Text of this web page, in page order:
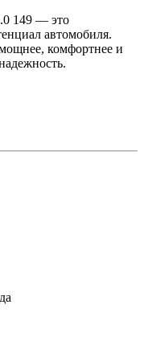
149 — это
автомобиля.
комфортнее и